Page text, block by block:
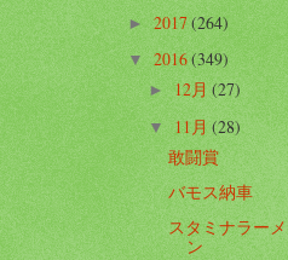
►2017(264)
▼2016(349)
►12月(27)
▼11月(28)
敢闘賞
バモス納車
スタミナラーメ
ン